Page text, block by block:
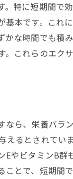
道
過程
特に短期間で
本です。これ
な時間でも積
これらのエク
ら、栄養バラ
るとされてい
やビタミンB
とで、短期間